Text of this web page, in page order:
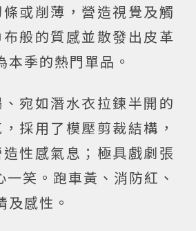
或削薄，營造視覺及觸
般的質感並散發出皮革
季的熱門單品。
宛如潛水衣拉鍊半開的
採用了模壓剪裁結構，
性感氣息；極具戲劇張
笑。跑車黃、消防紅、
感性。